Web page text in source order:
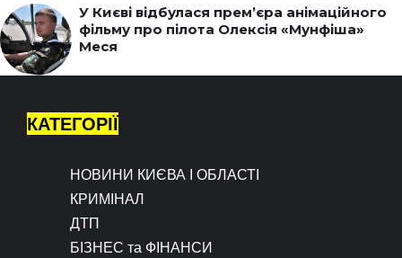
У Києві відбулася прем’єра анімаційного
фільму про пілота Олексія «Мунфіша»
Меся
КАТЕГОРІЇ
НОВИНИ КИЄВА І ОБЛАСТІ
КРИМІНАЛ
ДТП
БІЗНЕС та ФІНАНСИ